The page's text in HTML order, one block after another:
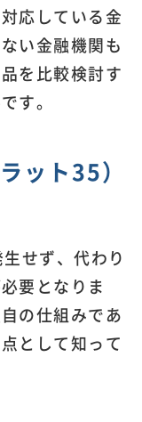
応している金
い金融機関も
を比較検討す
す。
ット35）
せず、代わり
要となりま
の仕組みであ
として知って